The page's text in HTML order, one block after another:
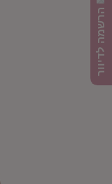
הרשמה לדיוור